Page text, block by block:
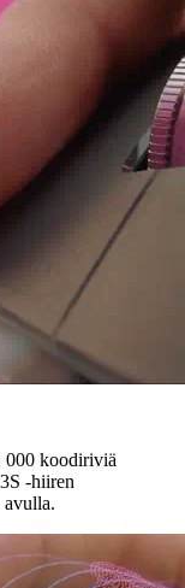
000 koodiriviä
-hiiren
avulla.